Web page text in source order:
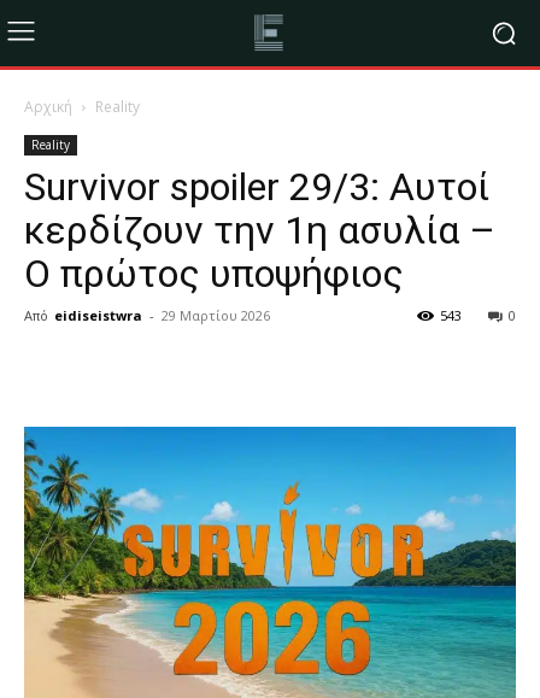
Αρχική Reality
Reality
Survivor spoiler 29/3: Αυτοί
κερδίζουν την 1η ασυλία –
O πρώτος υποψήφιος
Από eidiseistwra - 29 Μαρτίου 2026 0
543